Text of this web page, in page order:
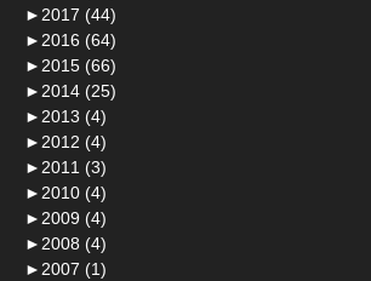
► 2017 (44)
► 2016 (64)
► 2015 (66)
► 2014 (25)
► 2013 (4)
► 2012 (4)
► 2011 (3)
► 2010 (4)
► 2009 (4)
► 2008 (4)
► 2007 (1)